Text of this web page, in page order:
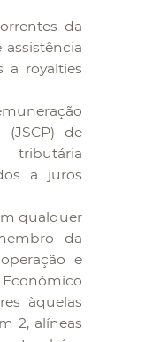
da
assistência
a royalties
de
a juros
qualquer
da
e
àquelas
2, alíneas